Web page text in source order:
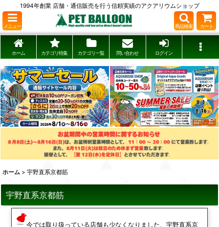
1994年創業 店舗・通信販売を行う信頼実績のアクアリウムショップ
メニュー 商品検索 カート
ホーム カテゴリ特集 カテゴリ一覧 問い合わせ ログイン
ホーム > 宇野直系京都筋
宇野直系京都筋
今では取り扱っている店舗も少なくなりました、宇野直系京